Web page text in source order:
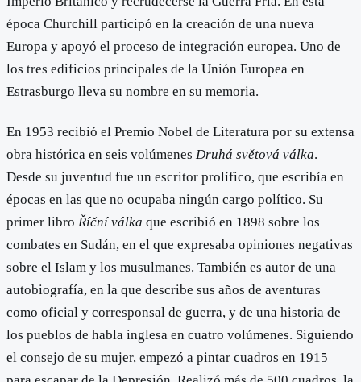
época Churchill participó en la creación de una nueva
Europa y apoyó el proceso de integración europea. Uno de
los tres edificios principales de la Unión Europea en
Estrasburgo lleva su nombre en su memoria.
En 1953 recibió el Premio Nobel de Literatura por su extensa
obra histórica en seis volúmenes Druhá světová válka.
Desde su juventud fue un escritor prolífico, que escribía en
épocas en las que no ocupaba ningún cargo político. Su
primer libro Říční válka que escribió en 1898 sobre los
combates en Sudán, en el que expresaba opiniones negativas
sobre el Islam y los musulmanes. También es autor de una
autobiografía, en la que describe sus años de aventuras
como oficial y corresponsal de guerra, y de una historia de
los pueblos de habla inglesa en cuatro volúmenes. Siguiendo
el consejo de su mujer, empezó a pintar cuadros en 1915